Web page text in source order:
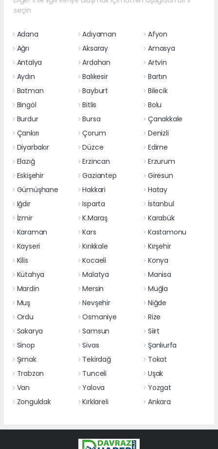
seçin
Adana Adıyaman
Afyon
Ağrı
Aksaray
Amasya
Antalya
Ardahan
Artvin
Aydın
Balıkesir
Bartın
Batman
Bayburt
Bilecik
Bingöl
Bitlis
Bolu
Burdur
Bursa
Çanakkale
Çankırı
Çorum
Denizli
Diyarbakır
Düzce
Edirne
Elazığ
Erzincan
Erzurum
Eskişehir
Gaziantep
Giresun
Gümüşhane
Hakkari
Hatay
Iğdır
Isparta
İstanbul
İzmir
K.Maraş
Karabük
Karaman
Kars
Kastamonu
Kayseri
Kırıkkale
Kırşehir
Kilis
Kocaeli
Konya
Kütahya
Malatya
Manisa
Mardin
Mersin
Muğla
Muş
Nevşehir
Niğde
Ordu
Osmaniye
Rize
Sakarya
Samsun
Siirt
Sinop
Sivas
Şanlıurfa
Şırnak
Tekirdağ
Tokat
Trabzon
Tunceli
Uşak
Van
Yalova
Yozgat
Zonguldak
Kırklareli Ankara